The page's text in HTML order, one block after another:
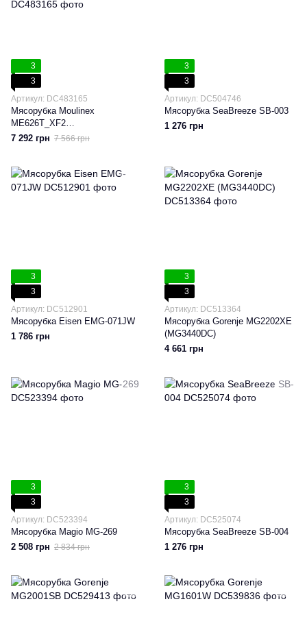
3
3
Артикул: DC483165
Мясорубка Moulinex
ME626T_XF2
(ME626132+XF410130)
7 292 грн 7 566 грн
3
3
Артикул: DC504746
Мясорубка SeaBreeze SB-003
1 276 грн
3
3
Артикул: DC512901
Мясорубка Eisen EMG-071JW
1 786 грн
3
3
Артикул: DC513364
Мясорубка Gorenje MG2202XE
(MG3440DC)
4 661 грн
3
3
Артикул: DC523394
Мясорубка Magio MG-269
2 508 грн 2 834 грн
3
3
Артикул: DC525074
Мясорубка SeaBreeze SB-004
1 276 грн